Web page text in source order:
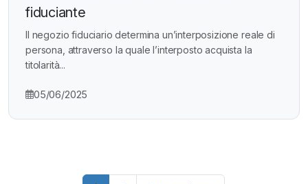
fiduciante
Il negozio fiduciario determina un’interposizione reale di
persona, attraverso la quale l’interposto acquista la
titolarità...
05/06/2025